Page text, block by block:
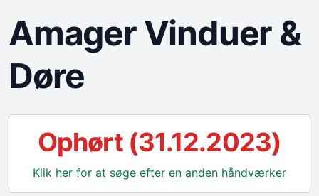
Amager Vinduer &
Døre
Ophørt (31.12.2023)
Klik her for at søge efter en anden håndværker